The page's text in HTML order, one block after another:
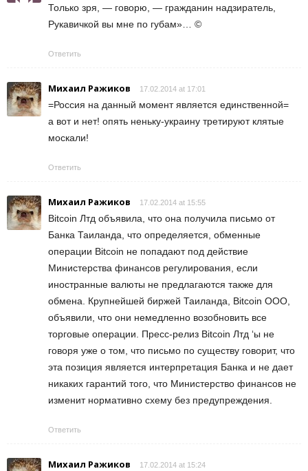
Только зря, — говорю, — гражданин надзиратель,
Рукавичкой вы мне по губам»… ©
Ответить
Михаил Ражиков 17.02.2014 at 17:01
=Россия на данный момент является единственной=
а вот и нет! опять неньку-украину третируют клятые
москали!
Ответить
Михаил Ражиков 17.02.2014 at 15:55
Bitcoin Лтд объявила, что она получила письмо от
Банка Таиланда, что определяется, обменные
операции Bitcoin не попадают под действие
Министерства финансов регулирования, если
иностранные валюты не предлагаются также для
обмена. Крупнейшей биржей Таиланда, Bitcoin ООО,
объявили, что они немедленно возобновить все
торговые операции. Пресс-релиз Bitcoin Лтд ‘ы не
говоря уже о том, что письмо по существу говорит, что
эта позиция является интерпретация Банка и не дает
никаких гарантий того, что Министерство финансов не
изменит нормативно схему без предупреждения.
Ответить
Михаил Ражиков 17.02.2014 at 15:24